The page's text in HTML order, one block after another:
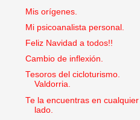
Mis orígenes.
Mi psicoanalista personal.
Feliz Navidad a todos!!
Cambio de inflexión.
Tesoros del cicloturismo.
Valdorria.
Te la encuentras en cualquier
lado.